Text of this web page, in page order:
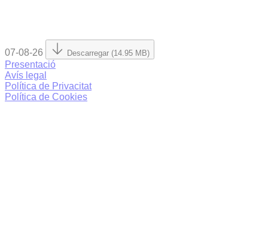
07-08-26 Descarregar (14.95 MB)
Presentació
Avís legal
Política de Privacitat
Política de Cookies